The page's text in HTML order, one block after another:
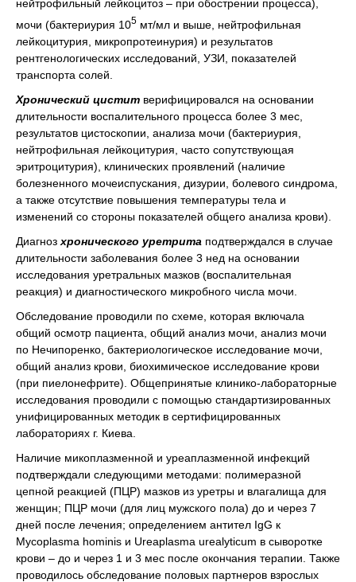
нейтрофильный лейкоцитоз – при обострении процесса),
мочи (бактериурия 105 мт/мл и выше, нейтрофильная
лейкоцитурия, микропротеинурия) и результатов
рентгенологических исследований, УЗИ, показателей
транспорта солей.
Хронический цистит верифицировался на основании
длительности воспалительного процесса более 3 мес,
результатов цистоскопии, анализа мочи (бактериурия,
нейтрофильная лейкоцитурия, часто сопутствующая
эритроцитурия), клинических проявлений (наличие
болезненного мочеиспускания, дизурии, болевого синдрома,
а также отсутствие повышения температуры тела и
изменений со стороны показателей общего анализа крови).
Диагноз хронического уретрита подтверждался в случае
длительности заболевания более 3 нед на основании
исследования уретральных мазков (воспалительная
реакция) и диагностического микробного числа мочи.
Обследование проводили по схеме, которая включала
общий осмотр пациента, общий анализ мочи, анализ мочи
по Нечипоренко, бактериологическое исследование мочи,
общий анализ крови, биохимическое исследование крови
(при пиелонефрите). Общепринятые клинико-лабораторные
исследования проводили с помощью стандартизированных
унифицированных методик в сертифицированных
лабораториях г. Киева.
Наличие микоплазменной и уреаплазменной инфекций
подтверждали следующими методами: полимеразной
цепной реакцией (ПЦР) мазков из уретры и влагалища для
женщин; ПЦР мочи (для лиц мужского пола) до и через 7
дней после лечения; определением антител IgG к
Mycoplasma hominis и Ureaplasma urealyticum в сыворотке
крови – до и через 1 и 3 мес после окончания терапии. Также
проводилось обследование половых партнеров взрослых